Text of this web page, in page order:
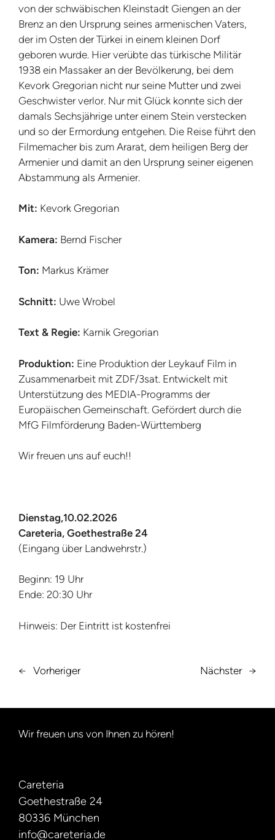
von der schwäbischen Kleinstadt Giengen an der
Brenz an den Ursprung seines armenischen Vaters,
der im Osten der Türkei in einem kleinen Dorf
geboren wurde. Hier verübte das türkische Militär
1938 ein Massaker an der Bevölkerung, bei dem
Kevork Gregorian nicht nur seine Mutter und zwei
Geschwister verlor. Nur mit Glück konnte sich der
damals Sechsjährige unter einem Stein verstecken
und so der Ermordung entgehen. Die Reise führt den
Filmemacher bis zum Ararat, dem heiligen Berg der
Armenier und damit an den Ursprung seiner eigenen
Abstammung als Armenier.
Mit: Kevork Gregorian
Kamera: Bernd Fischer
Ton: Markus Krämer
Schnitt: Uwe Wrobel
Text & Regie: Karnik Gregorian
Produktion: Eine Produktion der Leykauf Film in
Zusammenarbeit mit ZDF/3sat. Entwickelt mit
Unterstützung des MEDIA-Programms der
Europäischen Gemeinschaft. Gefördert durch die
MfG Filmförderung Baden-Württemberg
Wir freuen uns auf euch!!
Dienstag,10.02.2026
Careteria, Goethestraße 24
(Eingang über Landwehrstr.)
Beginn: 19 Uhr
Ende: 20:30 Uhr
Hinweis: Der Eintritt ist kostenfrei
← Vorheriger Nächster →
Wir freuen uns von Ihnen zu hören!
Careteria
Goethestraße 24
80336 München
info@careteria.de